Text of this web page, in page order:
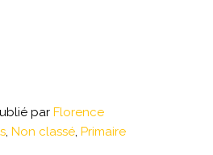
par Florence
, Non classé, Primaire